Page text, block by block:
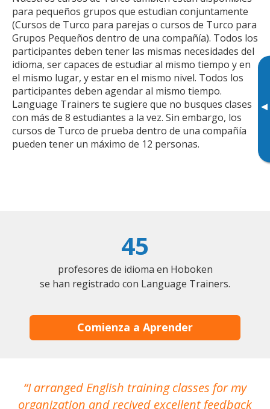
▸
para pequeños grupos que estudian conjuntamente
(Cursos de Turco para parejas o cursos de Turco para
Grupos Pequeños dentro de una compañía). Todos los
participantes deben tener las mismas necesidades del
idioma, ser capaces de estudiar al mismo tiempo y en
el mismo lugar, y estar en el mismo nivel. Todos los
participantes deben agendar al mismo tiempo.
Language Trainers te sugiere que no busques clases
con más de 8 estudiantes a la vez. Sin embargo, los
cursos de Turco de prueba dentro de una compañía
pueden tener un máximo de 12 personas.
45
profesores de idioma en Hoboken
se han registrado con Language Trainers.
Comienza a Aprender
I arranged English training classes for my
organization and recived excellent feedback